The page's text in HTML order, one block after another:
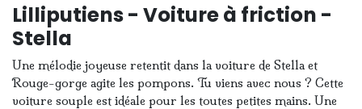
Lilliputiens - Voiture à friction -
Stella
Une mélodie joyeuse retentit dans la voiture de Stella et
Rouge-gorge agite les pompons. Tu viens avec nous ? Cette
voiture souple est idéale pour les toutes petites mains. Une